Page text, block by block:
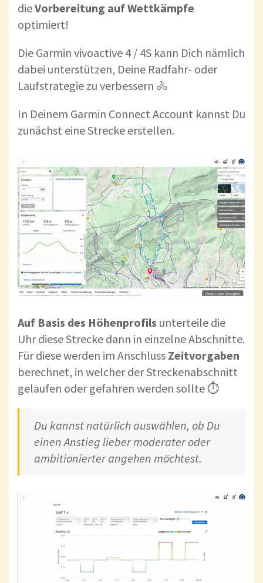
dieVorbereitung auf Wettkämpfe
optimiert!
Die Garmin vivoactive 4 / 4S kann Dich nämlich
dabei unterstützen, Deine Radfahr- oder
Laufstrategie zu verbessern 🚴
In Deinem Garmin Connect Account kannst Du
zunächst eine Strecke erstellen.
Auf Basis des Höhenprofils unterteile die
Uhr diese Strecke dann in einzelne Abschnitte.
Für diese werden im Anschluss Zeitvorgaben
berechnet, in welcher der Streckenabschnitt
gelaufen oder gefahren werden sollte ⏱
Du kannst natürlich auswählen, ob Du
einen Anstieg lieber moderater oder
ambitionierter angehen möchtest.